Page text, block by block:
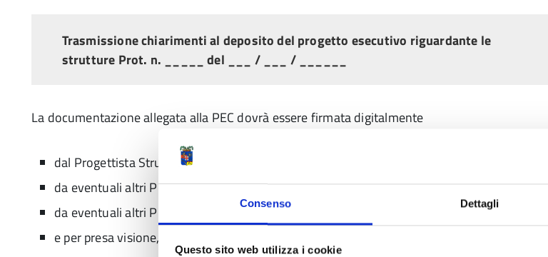
Consenso Dettagli
Questo sito web utilizza i cookie
Trasmissione chiarimenti al deposito del progetto esecutivo riguardante le
strutture Prot. n. _____ del ___ / ___ / ______
La documentazione allegata alla PEC dovrà essere firmata digitalmente
dal Progettista Strutturale dell’intero intervento (PSG);
da eventuali altri Progettisti Strutturali (di settore e/o di specifiche opere) qualora previsti;
da eventuali altri Professionisti (p. es. Geologo) qualora previsti;
e per presa visione, dal Direttore dei Lavori Strutturali dell’intero intervento (DLSG).